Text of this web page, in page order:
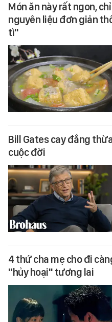
Món ăn này rất ngon,
nguyên liệu đơn giản
tì"
Bill Gates cay đắng
cuộc đời
4 thứ cha mẹ cho đi
"hủy hoại" tương lai